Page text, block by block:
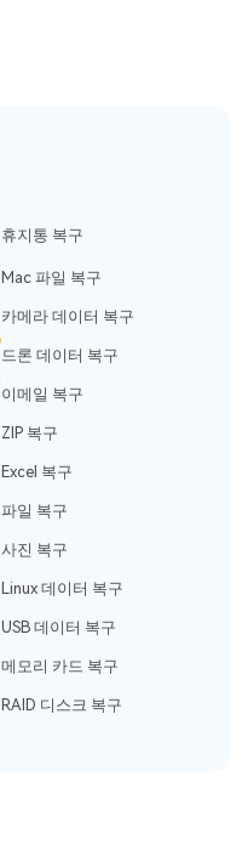
휴지통 복구
Mac 파일 복구
카메라 데이터 복구
드론 데이터 복구
이메일 복구
ZIP 복구
Excel 복구
파일 복구
사진 복구
Linux 데이터 복구
USB 데이터 복구
메모리 카드 복구
RAID 디스크 복구